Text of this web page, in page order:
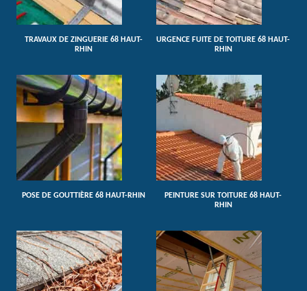
TRAVAUX DE ZINGUERIE 68 HAUT-
RHIN
URGENCE FUITE DE TOITURE 68 HAUT-
RHIN
POSE DE GOUTTIÈRE 68 HAUT-RHIN
PEINTURE SUR TOITURE 68 HAUT-
RHIN